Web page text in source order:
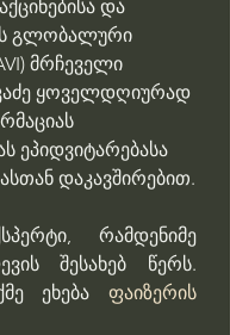
და
გლობალური
მრჩეველი
ყოველდღიურად
ეპიდვიტარებასა
დაკავშირებით.
რამდენიმე
შესახებ წერს.
ეხება ფაიზერის